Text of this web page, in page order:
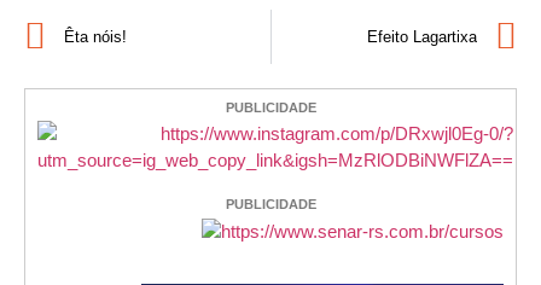
Êta nóis! Efeito Lagartixa
PUBLICIDADE
PUBLICIDADE